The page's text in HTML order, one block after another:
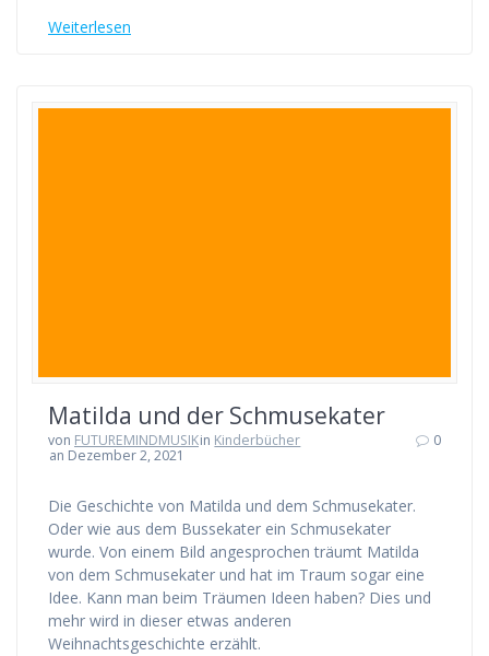
Weiterlesen
Matilda und der Schmusekater
von FUTUREMINDMUSIKin Kinderbücher
an Dezember 2, 2021
0
Die Geschichte von Matilda und dem Schmusekater.
Oder wie aus dem Bussekater ein Schmusekater
wurde. Von einem Bild angesprochen träumt Matilda
von dem Schmusekater und hat im Traum sogar eine
Idee. Kann man beim Träumen Ideen haben? Dies und
mehr wird in dieser etwas anderen
Weihnachtsgeschichte erzählt.